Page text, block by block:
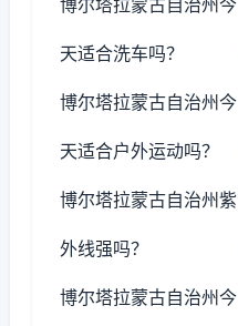
博尔塔拉蒙古自治州今
天适合洗车吗？
博尔塔拉蒙古自治州今
天适合户外运动吗？
博尔塔拉蒙古自治州紫
外线强吗？
博尔塔拉蒙古自治州今